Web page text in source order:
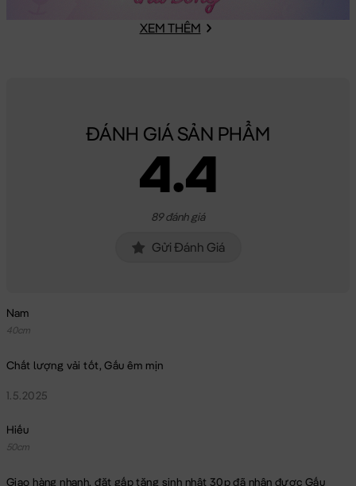
XEM THÊM
ĐÁNH GIÁ SẢN PHẨM
4.4
89 đánh giá
Gửi Đánh Giá
Nam
40cm
Chất lượng vải tốt, Gấu êm mịn
1.5.2025
Hiếu
50cm
Giao hàng nhanh, đặt gấp tặng sinh nhật 30p đã nhận được Gấu